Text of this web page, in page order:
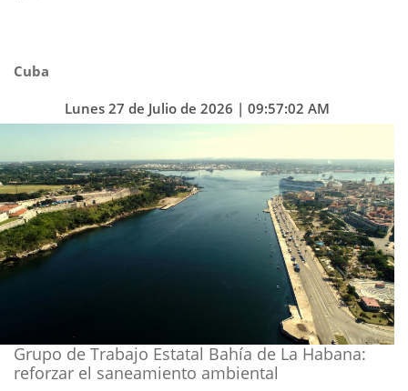
Cuba
Lunes 27 de Julio de 2026 | 09:57:02 AM
Grupo de Trabajo Estatal Bahía de La Habana:
reforzar el saneamiento ambiental